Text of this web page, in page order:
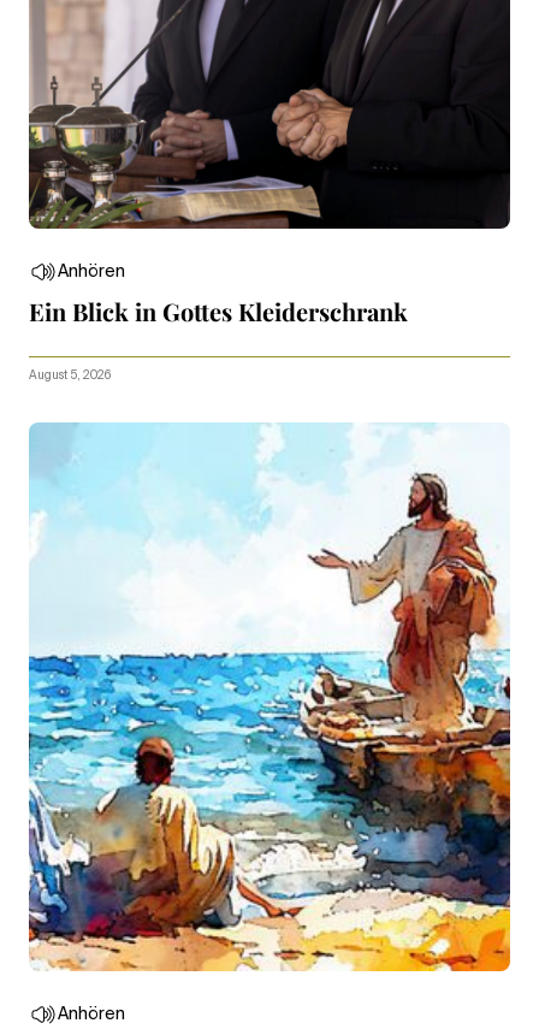
Anhören
Ein Blick in Gottes Kleiderschrank
August 5, 2026
Anhören